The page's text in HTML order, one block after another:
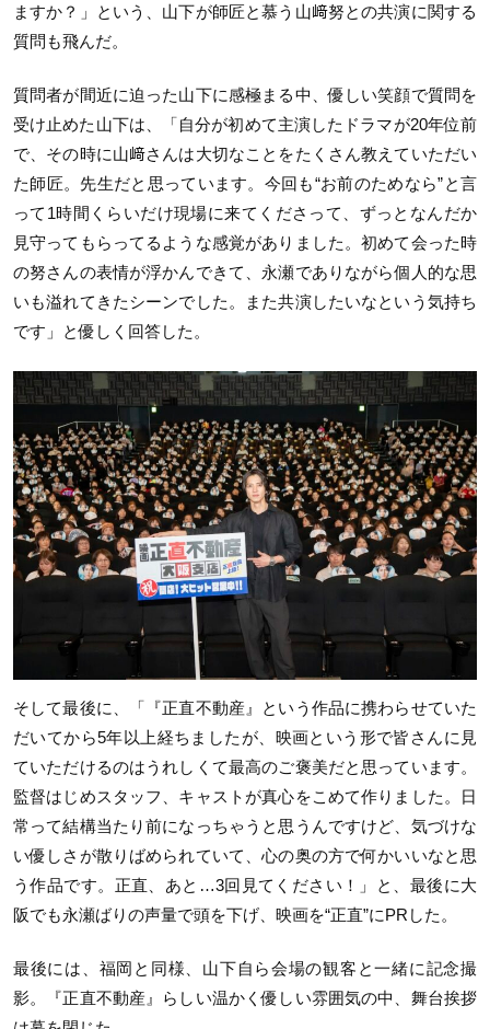
ますか？」という、山下が師匠と慕う山﨑努との共演に関する
質問も飛んだ。
質問者が間近に迫った山下に感極まる中、優しい笑顔で質問を
受け止めた山下は、「自分が初めて主演したドラマが20年位前
で、その時に山﨑さんは大切なことをたくさん教えていただい
た師匠。先生だと思っています。今回も“お前のためなら”と言
って1時間くらいだけ現場に来てくださって、ずっとなんだか
見守ってもらってるような感覚がありました。初めて会った時
の努さんの表情が浮かんできて、永瀬でありながら個人的な思
いも溢れてきたシーンでした。また共演したいなという気持ち
です」と優しく回答した。
そして最後に、「『正直不動産』という作品に携わらせていた
だいてから5年以上経ちましたが、映画という形で皆さんに見
ていただけるのはうれしくて最高のご褒美だと思っています。
監督はじめスタッフ、キャストが真心をこめて作りました。日
常って結構当たり前になっちゃうと思うんですけど、気づけな
い優しさが散りばめられていて、心の奥の方で何かいいなと思
う作品です。正直、あと…3回見てください！」と、最後に大
阪でも永瀬ばりの声量で頭を下げ、映画を“正直”にPRした。
最後には、福岡と同様、山下自ら会場の観客と一緒に記念撮
影。『正直不動産』らしい温かく優しい雰囲気の中、舞台挨拶